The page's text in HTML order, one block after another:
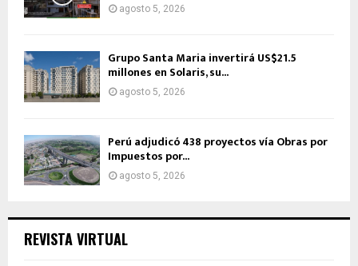
agosto 5, 2026
Grupo Santa Maria invertirá US$21.5
millones en Solaris, su...
agosto 5, 2026
Perú adjudicó 438 proyectos vía Obras por
Impuestos por...
agosto 5, 2026
REVISTA VIRTUAL